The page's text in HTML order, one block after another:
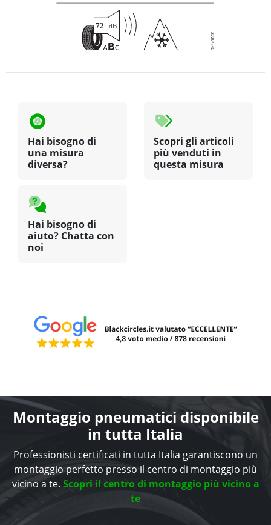
Hai bisogno di
una misura
diversa?
Scopri gli articoli
più venduti in
questa misura
Hai bisogno di
aiuto? Chatta con
noi
Montaggio pneumatici disponibile
in tutta Italia
Professionisti certificati in tutta Italia garantiscono un
montaggio perfetto presso il centro di montaggio più
vicino a te. Scopri il centro di montaggio più vicino a
te